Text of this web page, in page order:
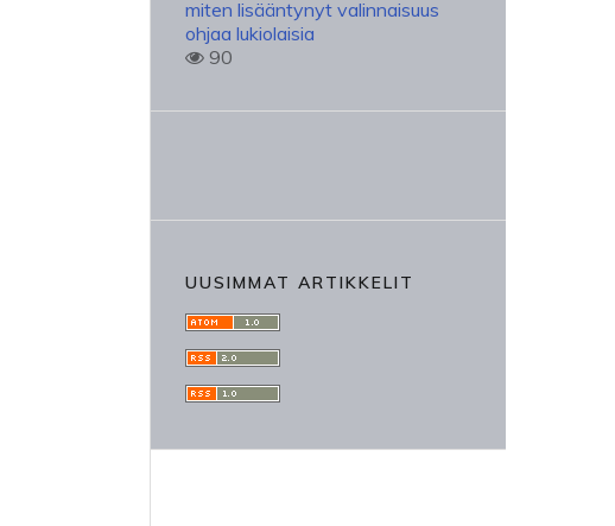
miten lisääntynyt valinnaisuus
ohjaa lukiolaisia
90
UUSIMMAT ARTIKKELIT